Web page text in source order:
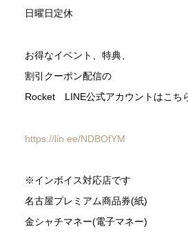
日曜日定休
お得なイベント、特典、
割引クーポン配信の
Rocket LINE公式アカウントはこち
https://lin.ee/NDBOfYM
※インボイス対応店です
名古屋プレミアム商品券(紙)
金シャチマネー(電子マネー)